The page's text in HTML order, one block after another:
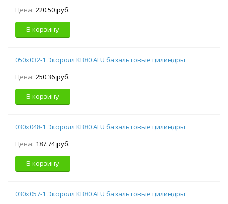
Цена: 220.50 руб.
В корзину
050х032-1 Экоролл КВ80 ALU базальтовые цилиндры
Цена: 250.36 руб.
В корзину
030х048-1 Экоролл КВ80 ALU базальтовые цилиндры
Цена: 187.74 руб.
В корзину
030х057-1 Экоролл КВ80 ALU базальтовые цилиндры